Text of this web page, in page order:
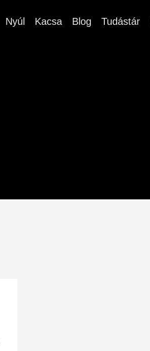
Nyúl Kacsa Blog Tudástár